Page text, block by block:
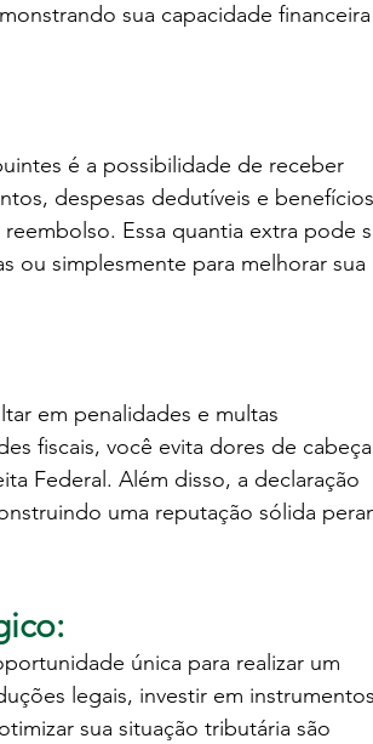
sua capacidade
é a possibilidade de receber
despesas dedutíveis e
Essa quantia extra pode
ou simplesmente para melhorar sua
em penalidades e multas
fiscais, você evita dores de
Federal. Além disso, a declaração
uma reputação sólida
única para realizar um
legais, investir em
sua situação tributária são